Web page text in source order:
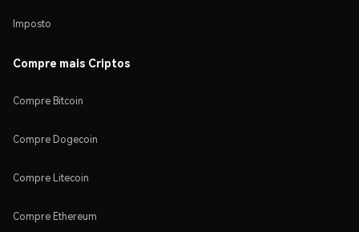
Imposto
Compre mais Criptos
Compre Bitcoin
Compre Dogecoin
Compre Litecoin
Compre Ethereum